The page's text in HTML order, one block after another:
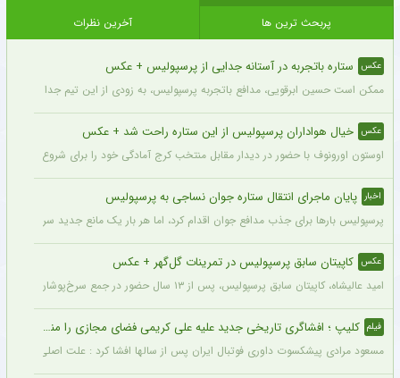
پربحث ترین ها
آخرین نظرات
عکس ستاره باتجربه در آستانه جدایی از پرسپولیس + عکس
ممکن است حسین ابرقویی، مدافع باتجربه پرسپولیس، به زودی از این تیم جدا شده و
عکس خیال هواداران پرسپولیس از این ستاره راحت شد + عکس
اوستون اورونوف با حضور در دیدار مقابل منتخب کرج آمادگی خود را برای شروع فصل
اخبار پایان ماجرای انتقال ستاره جوان نساجی به پرسپولیس
پرسپولیس بارها برای جذب مدافع جوان اقدام کرد، اما هر بار یک مانع جدید سر راه
عکس کاپیتان سابق پرسپولیس در تمرینات گل‌گهر + عکس
امید عالیشاه، کاپیتان سابق پرسپولیس، پس از ۱۳ سال حضور در جمع سرخ‌پوشان، با پیراهن گل‌گهر در سیرجان دیده شد.
فیلم کلیپ ؛ افشاگری تاریخی جدید علیه علی کریمی فضای مجازی را منفجر کرد + فیلم وایرال شده
مسعود مرادی پیشکسوت داوری فوتبال ایران پس از سالها افشا کرد : علت اصلی اخراج